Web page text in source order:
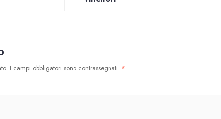
I campi obbligatori sono contrassegnati *